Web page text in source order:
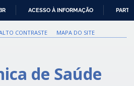
PARA
O
ACESSO À INFORMAÇÃO
CONTRASTE MAPA DO SITE
de Saúde